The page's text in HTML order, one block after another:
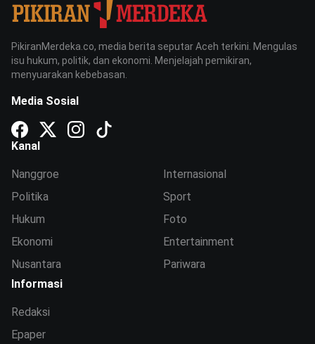
PikiranMerdeka.co, media berita seputar Aceh terkini. Mengulas
isu hukum, politik, dan ekonomi. Menjelajah pemikiran,
menyuarakan kebebasan.
Media Sosial
Kanal
Nanggroe
Politika
Hukum
Ekonomi
Nusantara
Internasional
Sport
Foto
Entertainment
Pariwara
Informasi
Redaksi
Epaper